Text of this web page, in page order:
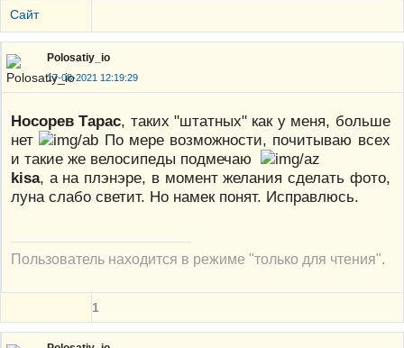
Сайт
Polosatiy_io
17-08-2021 12:19:29
Носорев Тарас, таких "штатных" как у меня, больше
нет
По мере возможности, почитываю всех
и такие же велосипеды подмечаю
kisa, а на плэнэре, в момент желания сделать фото,
луна слабо светит. Но намек понят. Исправлюсь.
Пользователь находится в режиме "только для чтения".
1